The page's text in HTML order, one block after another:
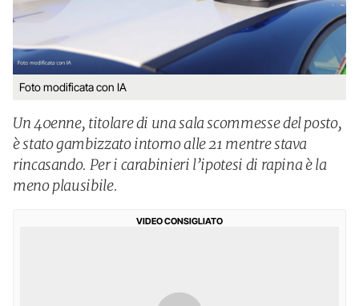
Foto modificata con IA
Un 40enne, titolare di una sala scommesse del posto,
è stato gambizzato intorno alle 21 mentre stava
rincasando. Per i carabinieri l’ipotesi di rapina è la
meno plausibile.
VIDEO CONSIGLIATO